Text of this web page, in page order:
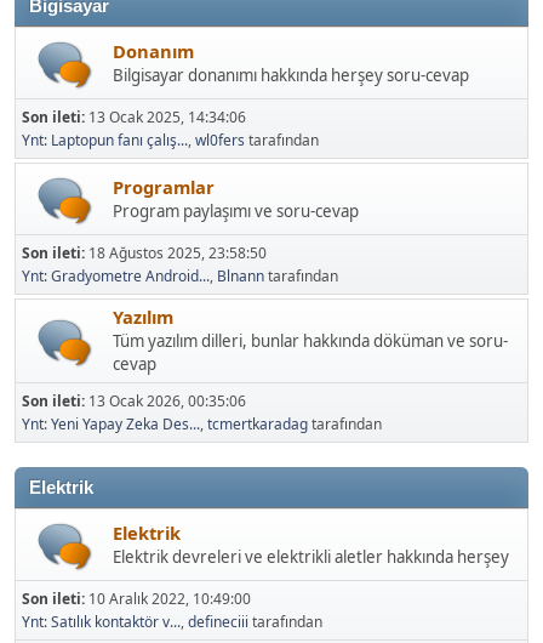
Bigisayar
Donanım
Bilgisayar donanımı hakkında herşey soru-cevap
Son ileti: 13 Ocak 2025, 14:34:06
Ynt: Laptopun fanı çalış...,wl0fers tarafından
Programlar
Program paylaşımı ve soru-cevap
Son ileti: 18 Ağustos 2025, 23:58:50
Ynt: Gradyometre Android..., Blnanntarafından
Yazılım
Tüm yazılım dilleri, bunlar hakkında döküman ve soru-
cevap
Son ileti: 13 Ocak 2026, 00:35:06
Ynt: Yeni Yapay Zeka Des...,tcmertkaradagtarafından
Elektrik
Elektrik
Elektrik devreleri ve elektrikli aletler hakkında herşey
Son ileti: 10 Aralık 2022, 10:49:00
Ynt: Satılık kontaktör v...,defineciii tarafından